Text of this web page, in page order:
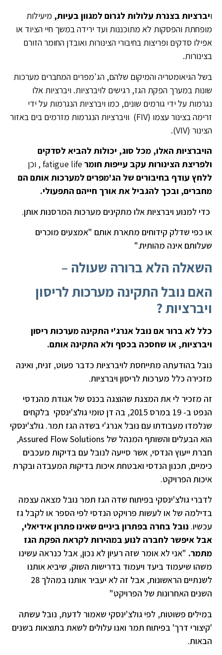
ויברציות בצנרת עלולות לגרום למגוון בעיות, מיעילות
מופחתת והפסקות לא מתוכננות ועד ירידה במשך חיי הציוד או
אפילו סדקים ופריצות בחיבורי הצינורות ואובדן החומר הזורם
בצינורות.
בשל הגיאומטריה והמיקום שלהם, הג'מפרים המחברים מערכות
שונות במערך הפקת הגז, רגישים לויברציות. ויברציות אלו
נגרמות על ידי גורמים שונים, כמו ויברציות הנגרמות על ידי
זרימה בצינור עצמו (FIV) וויברציות הנגרמות מזרמים בים באזור
הצינור (VIV).
הויברציות האלו, מכל סוג, יכולות להביא לסדקים
ולפריצת הצינורות עקב עייפות חומר fatigue life , וכן
ללחץ עודף בחיבורים של הג'מפרים למערכות אותם הם
מחברים, ובכך להגביל את אורך חייהם התפעולי.
כדי למנוע ויברציות אלו מתקינים מערכות המרסנות אותן.
או כפי שדלק קידוחים מתארת אותם "אמצעים מוכרים
שעלותם אינה מהותית."
השאלה הלא ברורה שעולה –
האם נובל התקינה מערכות לריסון
ויברציות ?
כלל לא ברור אם נובל אנרג'י התקינה מערכות ריסון
ויברציות, או שחסכה בכסף ולא התקינה אותם.
נובל בהודעתה מתייחסת לויברציות כדבר פעוט, זניח, ואינה
מזכירה כלל מערכות לריסון ויברציות.
זה מזכיר לי את המצגת שהוצגה בכנס של אגודת מהנדסי
הנפט ב- 19 במרס 2015, בה דן טומי גולצ'ינסקי בלקחים
שנלמדו מעבודתו עם נובל אנרג'י בשדה הגז תמר. גולצ'ינסקי
הוא הבעלים והשותף המנהל של Assured Flow Solutions,
חברת ייעוץ הנדסי, אשר סייעה לנובל עם בדיקות מעכבים
כימיים, תכנון הנדסי ואבטחת איכות בדיקות המעבדה ובקרת
איכות הפרויקט.
לדברי גולצ'ינסקי בפיתוח שדה הגז תמר נובל מצאה עצמה
בדילמה של או לעשות פרויקט הנדסי לפי הספר או לקבל גז
עכשיו. נובל בחרה בפתרון ביניים שאינו פתרון אידיאלי,
אבל איפשר לחברה לנוע במהירות לקראת הפקת הגז
מתמר. "אני לא אומר שזה רעיון לא נכון, אבל כנראה עשינו
משהו שיעמוד ביעד ויעמוד בדרישות השוק, שיביא אותנו
לשנתיים הראשונות, אבל זה לא יעביר אותנו במהלך 28
השנים האחרונות של הפרויקט"
במילים פשוטות, לפי גולצ'ינסקי שאמור לדעת, נובל עשתה
'קיצורי דרך' בפיתוח תמר ואנו עלולים לשאת בתוצאות בשנים
הבאות.